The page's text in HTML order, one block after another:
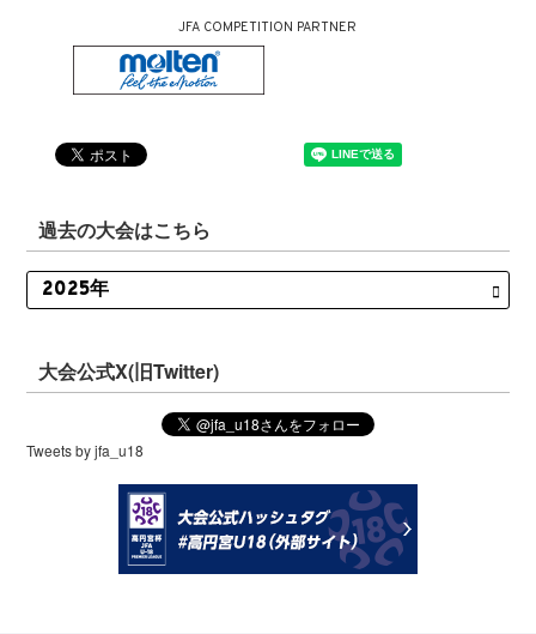
JFA COMPETITION PARTNER
過去の大会はこちら
大会公式X(旧Twitter)
Tweets by jfa_u18